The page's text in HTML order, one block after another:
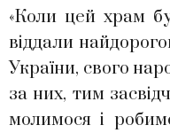
«Коли цей храм
віддали
України, свого
за них, тим
молимося і